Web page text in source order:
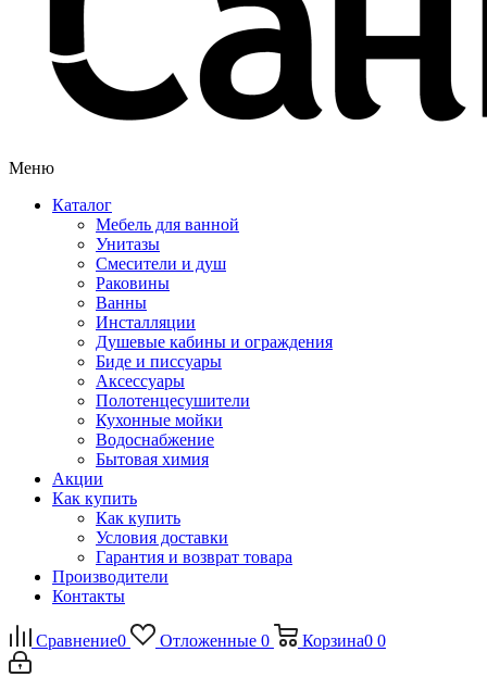
Меню
Каталог
Мебель для ванной
Унитазы
Смесители и душ
Раковины
Ванны
Инсталляции
Душевые кабины и ограждения
Биде и писсуары
Аксессуары
Полотенцесушители
Кухонные мойки
Водоснабжение
Бытовая химия
Акции
Как купить
Как купить
Условия доставки
Гарантия и возврат товара
Производители
Контакты
Сравнение0 Отложенные 0 Корзина0 0